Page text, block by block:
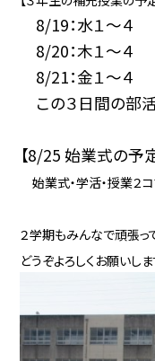
8/19：水１～４
8/20：木１～４
8/21：金１～４
この３日間の部
【8/25 始業式の予
始業式・学活・授業２
２学期もみんなで頑張っ
どうぞよろしくお願いしま